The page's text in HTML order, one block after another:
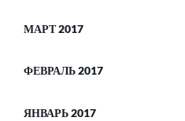
МАРТ 2017
ФЕВРАЛЬ 2017
ЯНВАРЬ 2017